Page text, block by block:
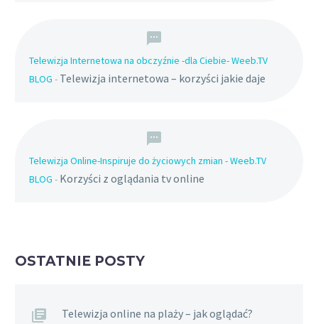
Telewizja Internetowa na obczyźnie -dla Ciebie- Weeb.TV
BLOG - Telewizja internetowa – korzyści jakie daje
Telewizja Online-Inspiruje do życiowych zmian - Weeb.TV
BLOG - Korzyści z oglądania tv online
OSTATNIE POSTY
Telewizja online na plaży – jak oglądać?